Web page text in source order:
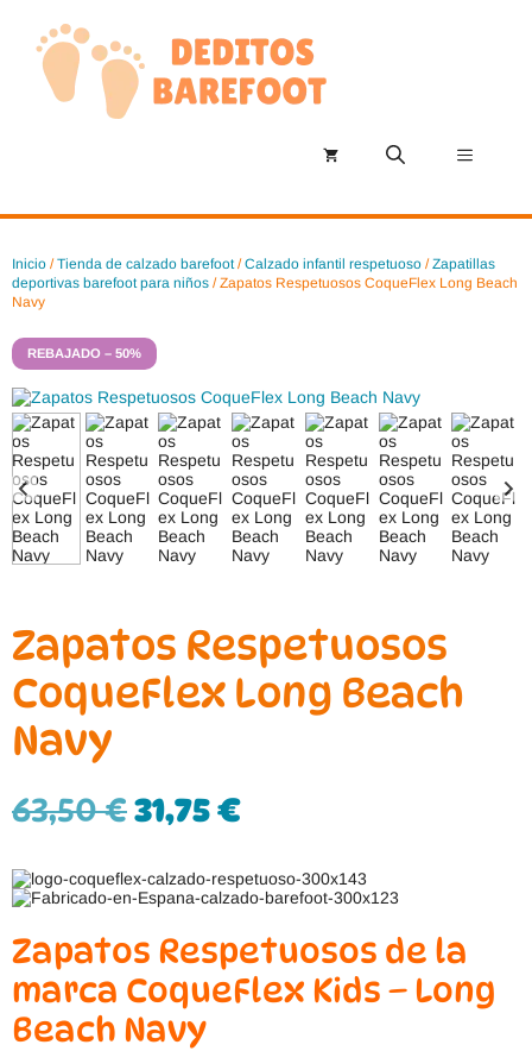
contenido
Menú
Inicio /Tienda de calzado barefoot/Calzado infantil respetuoso /Zapatillas
deportivas barefoot para niños / Zapatos Respetuosos CoqueFlex Long Beach
Navy
REBAJADO – 50%
Zapatos Respetuosos
CoqueFlex Long Beach
Navy
63,50€31,75€
Zapatos Respetuosos de la
marca CoqueFlex Kids – Long
Beach Navy